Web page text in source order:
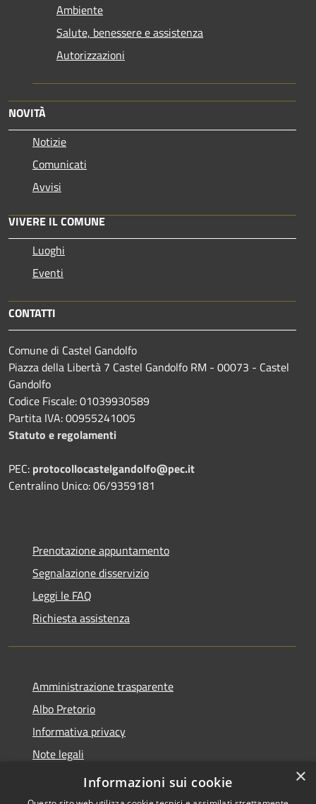
Ambiente
Salute, benessere e assistenza
Autorizzazioni
NOVITÀ
Notizie
Comunicati
Avvisi
VIVERE IL COMUNE
Luoghi
Eventi
CONTATTI
Comune di Castel Gandolfo
Piazza della Libertà 7 Castel Gandolfo RM - 00073 - Castel
Gandolfo
Codice Fiscale: 01039930589
Partita IVA: 00955241005
Statuto e regolamenti
PEC: protocollocastelgandolfo@pec.it
Centralino Unico: 06/9359181
Prenotazione appuntamento
Segnalazione disservizio
Leggi le FAQ
Richiesta assistenza
Amministrazione trasparente
Albo Pretorio
Informativa privacy
Note legali
Dichiarazione di accessibilità
×
Informazioni sui cookie